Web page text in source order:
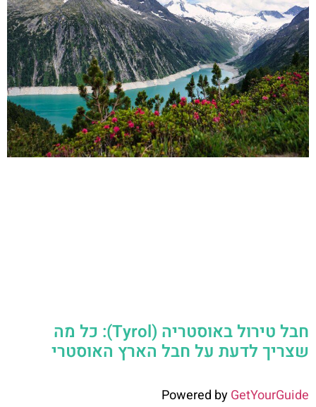
חבל טירול באוסטריה (Tyrol): כל מה
שצריך לדעת על חבל הארץ האוסטרי
Powered byGetYourGuide